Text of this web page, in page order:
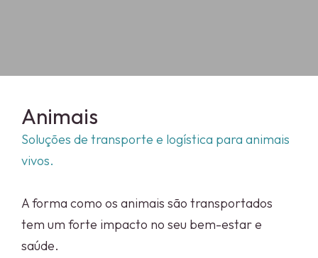
Animais
Soluções de transporte e logística para animais
vivos.
A forma como os animais são transportados
tem um forte impacto no seu bem-estar e
saúde.